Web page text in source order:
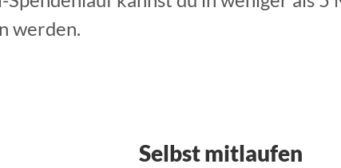
werden.
Selbst mitlaufen